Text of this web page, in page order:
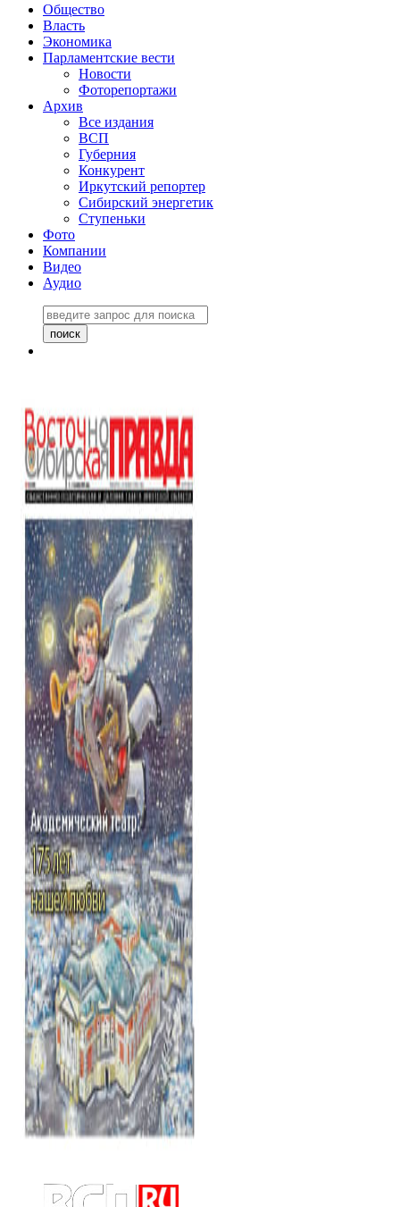
Общество
Власть
Экономика
Парламентские вести
Новости
Фоторепортажи
Архив
Все издания
ВСП
Губерния
Конкурент
Иркутский репортер
Сибирский энергетик
Ступеньки
Фото
Компании
Видео
Аудио